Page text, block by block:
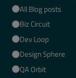
All Blog posts
Biz Circuit
Dev Loop
Design Sphere
QA Orbit